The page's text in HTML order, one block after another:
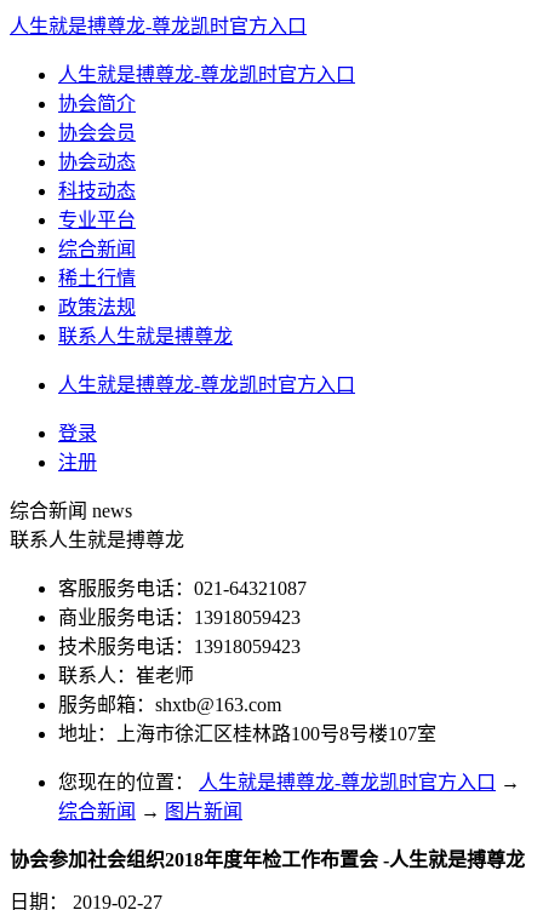
人生就是搏尊龙-尊龙凯时官方入口
人生就是搏尊龙-尊龙凯时官方入口
协会简介
协会会员
协会动态
科技动态
专业平台
综合新闻
稀土行情
政策法规
联系人生就是搏尊龙
人生就是搏尊龙-尊龙凯时官方入口
登录
注册
综合新闻 news
联系人生就是搏尊龙
客服服务电话：021-64321087
商业服务电话：13918059423
技术服务电话：13918059423
联系人：崔老师
服务邮箱： shxtb@163.com
地址：上海市徐汇区桂林路100号8号楼107室
您现在的位置： 人生就是搏尊龙-尊龙凯时官方入口 →
综合新闻 → 图片新闻
协会参加社会组织2018年度年检工作布置会 -人生就是搏尊龙
日期：
2019-02-27